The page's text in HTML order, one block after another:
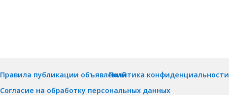
Правила публикации объявлений
Согласие на обработку персональных данных
Политика конфиденциальности